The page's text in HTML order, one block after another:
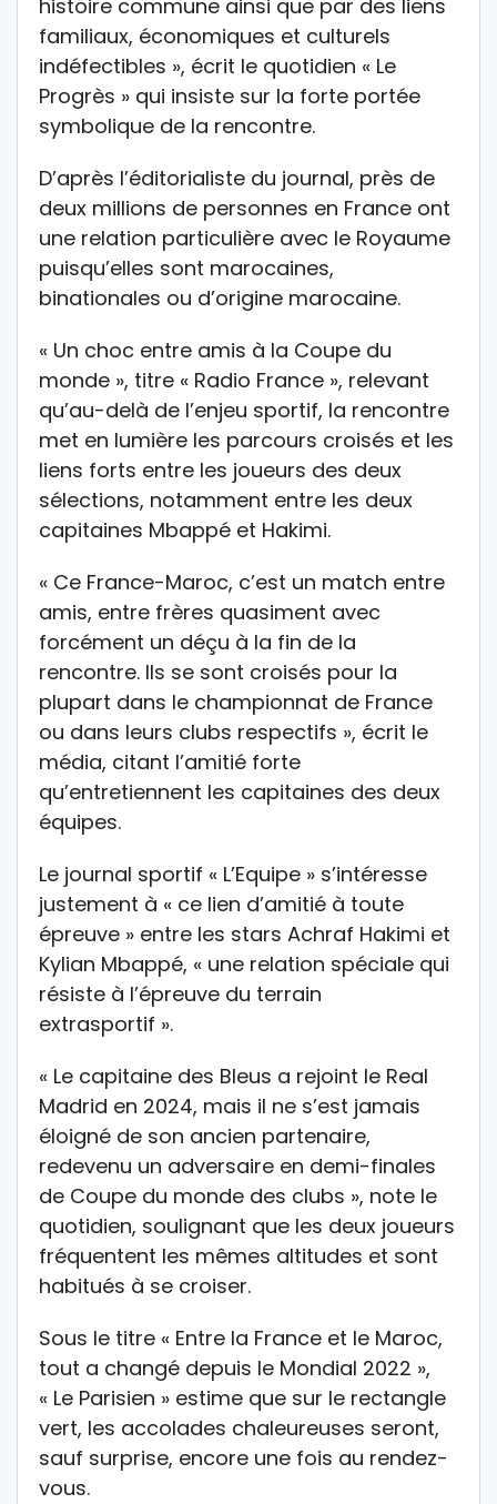
histoire commune ainsi que par des liens
familiaux, économiques et culturels
indéfectibles », écrit le quotidien « Le
Progrès » qui insiste sur la forte portée
symbolique de la rencontre.
D’après l’éditorialiste du journal, près de
deux millions de personnes en France ont
une relation particulière avec le Royaume
puisqu’elles sont marocaines,
binationales ou d’origine marocaine.
« Un choc entre amis à la Coupe du
monde », titre « Radio France », relevant
qu’au-delà de l’enjeu sportif, la rencontre
met en lumière les parcours croisés et les
liens forts entre les joueurs des deux
sélections, notamment entre les deux
capitaines Mbappé et Hakimi.
« Ce France-Maroc, c’est un match entre
amis, entre frères quasiment avec
forcément un déçu à la fin de la
rencontre. Ils se sont croisés pour la
plupart dans le championnat de France
ou dans leurs clubs respectifs », écrit le
média, citant l’amitié forte
qu’entretiennent les capitaines des deux
équipes.
Le journal sportif « L’Equipe » s’intéresse
justement à « ce lien d’amitié à toute
épreuve » entre les stars Achraf Hakimi et
Kylian Mbappé, « une relation spéciale qui
résiste à l’épreuve du terrain
extrasportif ».
« Le capitaine des Bleus a rejoint le Real
Madrid en 2024, mais il ne s’est jamais
éloigné de son ancien partenaire,
redevenu un adversaire en demi-finales
de Coupe du monde des clubs », note le
quotidien, soulignant que les deux joueurs
fréquentent les mêmes altitudes et sont
habitués à se croiser.
Sous le titre « Entre la France et le Maroc,
tout a changé depuis le Mondial 2022 »,
« Le Parisien » estime que sur le rectangle
vert, les accolades chaleureuses seront,
sauf surprise, encore une fois au rendez-
vous.